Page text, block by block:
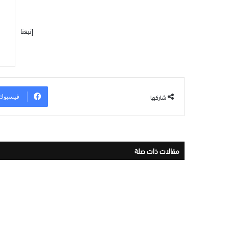
إتبعنا
شاركها
مقالات ذات صلة